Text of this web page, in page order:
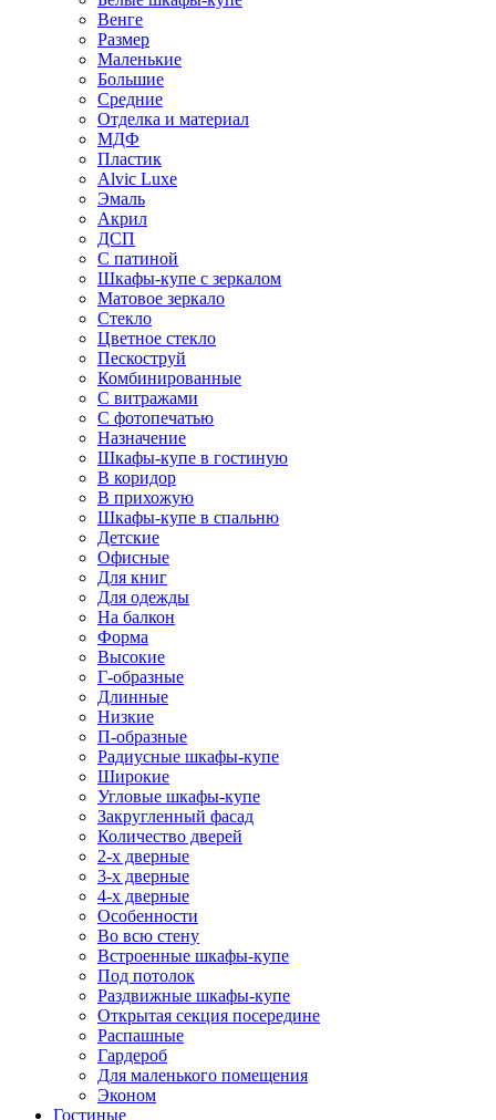
Венге
Размер
Маленькие
Большие
Средние
Отделка и материал
МДФ
Пластик
Alvic Luxe
Эмаль
Акрил
ДСП
С патиной
Шкафы-купе с зеркалом
Матовое зеркало
Стекло
Цветное стекло
Пескоструй
Комбинированные
С витражами
С фотопечатью
Назначение
Шкафы-купе в гостиную
В коридор
В прихожую
Шкафы-купе в спальню
Детские
Офисные
Для книг
Для одежды
На балкон
Форма
Высокие
Г-образные
Длинные
Низкие
П-образные
Радиусные шкафы-купе
Широкие
Угловые шкафы-купе
Закругленный фасад
Количество дверей
2-х дверные
3-х дверные
4-х дверные
Особенности
Во всю стену
Встроенные шкафы-купе
Под потолок
Раздвижные шкафы-купе
Открытая секция посередине
Распашные
Гардероб
Для маленького помещения
Эконом
Гостиные